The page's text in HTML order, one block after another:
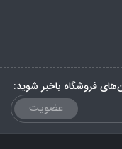
فروشگاه باخبر شوید:
عضویت